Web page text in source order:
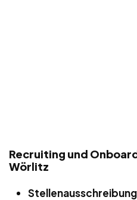
Recruiting und
Wörlitz